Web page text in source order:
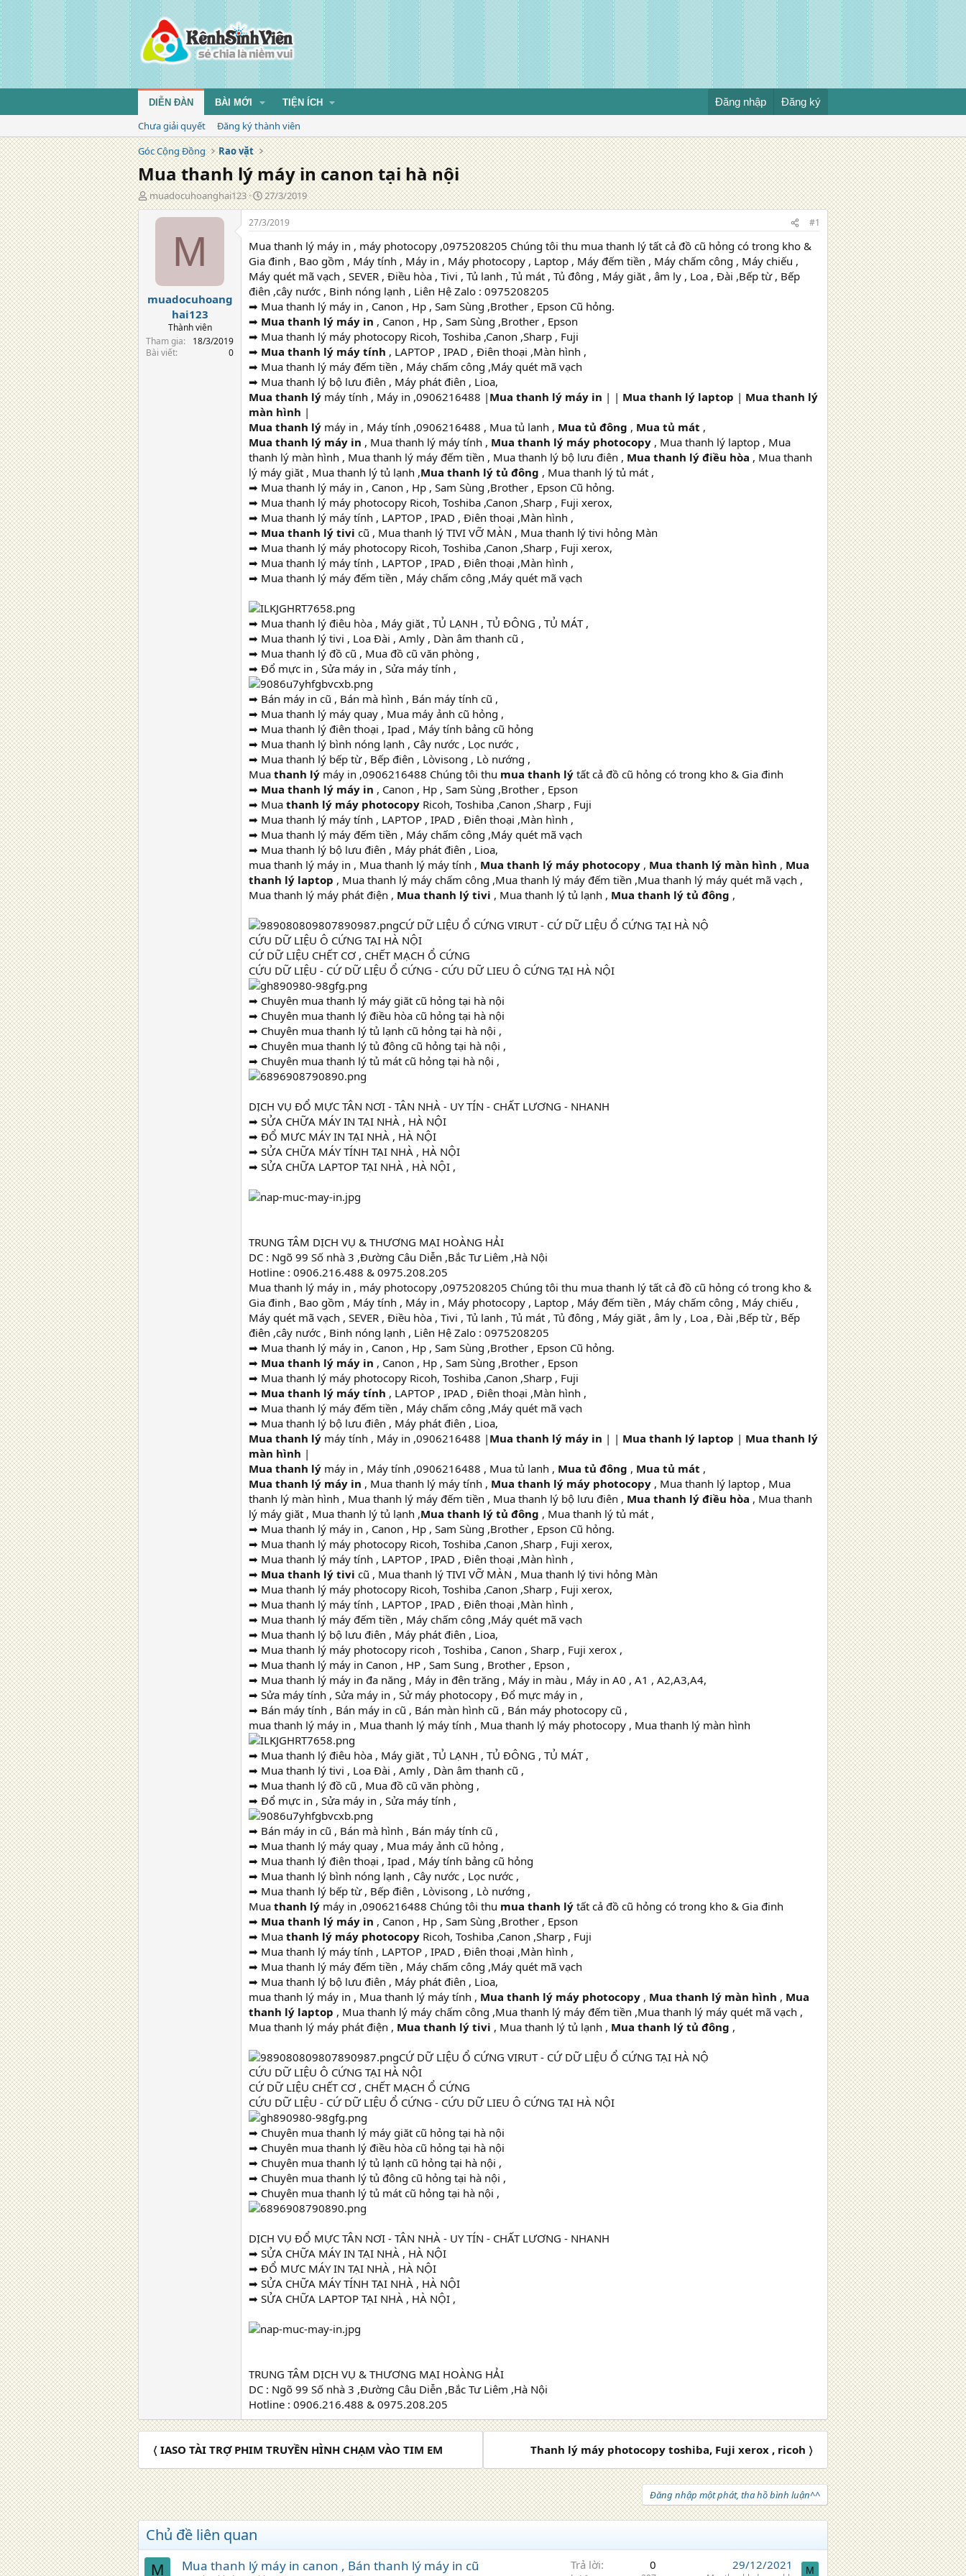
DIỄN ĐÀN BÀI MỚI TIỆN ÍCH Đăng nhập Đăng ký
Chưa giải quyết
Đăng ký thành viên
Góc Cộng Đồng
Rao vặt
Mua thanh lý máy in canon tại hà nội
T
á
muadocuhoanghai123
N
g
à
y
đ
ă
n
g
27/3/2019
M
muadocuhoang
hai123
Thành viên
Tham gia
18/3/2019
Bài viết
0
27/3/2019 #1
Mua thanh lý máy in , máy photocopy ,0975208205 Chúng tôi thu mua thanh lý tất cả đồ cũ hỏng có trong kho &
Gia đinh , Bao gồm , Máy tính , Máy in , Máy photocopy , Laptop , Máy đếm tiền , Máy chấm công , Máy chiếu ,
Máy quét mã vạch , SEVER , Điều hòa , Tivi , Tủ lanh , Tủ mát , Tủ đông , Máy giăt , âm ly , Loa , Đài ,Bếp từ , Bếp
điên ,cây nước , Binh nóng lạnh , Liên Hệ Zalo : 0975208205
➡ Mua thanh lý máy in , Canon , Hp , Sam Sùng ,Brother , Epson Cũ hỏng.
➡ Mua thanh lý máy in , Canon , Hp , Sam Sùng ,Brother , Epson
➡ Mua thanh lý máy photocopy Ricoh, Toshiba ,Canon ,Sharp , Fuji
➡ Mua thanh lý máy tính , LAPTOP , IPAD , Điên thoại ,Màn hình ,
➡ Mua thanh lý máy đếm tiền , Máy chấm công ,Máy quét mã vạch
➡ Mua thanh lý bộ lưu điên , Máy phát điên , Lioa,
Mua thanh lý máy tính , Máy in ,0906216488 | Mua thanh lý máy in | | Mua thanh lý laptop | Mua thanh lý
màn hình |
Mua thanh lý máy in , Máy tính ,0906216488 , Mua tủ lanh , Mua tủ đông , Mua tủ mát ,
Mua thanh lý máy in , Mua thanh lý máy tính , Mua thanh lý máy photocopy , Mua thanh lý laptop , Mua
thanh lý màn hình , Mua thanh lý máy đếm tiền , Mua thanh lý bộ lưu điên , Mua thanh lý điều hòa , Mua thanh
lý máy giăt , Mua thanh lý tủ lạnh ,Mua thanh lý tủ đông , Mua thanh lý tủ mát ,
➡ Mua thanh lý máy in , Canon , Hp , Sam Sùng ,Brother , Epson Cũ hỏng.
➡ Mua thanh lý máy photocopy Ricoh, Toshiba ,Canon ,Sharp , Fuji xerox,
➡ Mua thanh lý máy tính , LAPTOP , IPAD , Điên thoại ,Màn hình ,
➡ Mua thanh lý tivi cũ , Mua thanh lý TIVI VỠ MÀN , Mua thanh lý tivi hỏng Màn
➡ Mua thanh lý máy photocopy Ricoh, Toshiba ,Canon ,Sharp , Fuji xerox,
➡ Mua thanh lý máy tính , LAPTOP , IPAD , Điên thoại ,Màn hình ,
➡ Mua thanh lý máy đếm tiền , Máy chấm công ,Máy quét mã vạch
➡ Mua thanh lý điêu hòa , Máy giăt , TỦ LẠNH , TỦ ĐÔNG , TỦ MÁT ,
➡ Mua thanh lý tivi , Loa Đài , Amly , Dàn âm thanh cũ ,
➡ Mua thanh lý đồ cũ , Mua đồ cũ văn phòng ,
➡ Đổ mực in , Sửa máy in , Sửa máy tính ,
➡ Bán máy in cũ , Bán mà hình , Bán máy tính cũ ,
➡ Mua thanh lý máy quay , Mua máy ảnh cũ hỏng ,
➡ Mua thanh lý điên thoại , Ipad , Máy tính bảng cũ hỏng
➡ Mua thanh lý bình nóng lạnh , Cây nước , Lọc nước ,
➡ Mua thanh lý bếp từ , Bếp điên , Lòvisong , Lò nướng ,
Mua thanh lý máy in ,0906216488 Chúng tôi thu mua thanh lý tất cả đồ cũ hỏng có trong kho & Gia đinh
➡ Mua thanh lý máy in , Canon , Hp , Sam Sùng ,Brother , Epson
➡ Mua thanh lý máy photocopy Ricoh, Toshiba ,Canon ,Sharp , Fuji
➡ Mua thanh lý máy tính , LAPTOP , IPAD , Điên thoại ,Màn hình ,
➡ Mua thanh lý máy đếm tiền , Máy chấm công ,Máy quét mã vạch
➡ Mua thanh lý bộ lưu điên , Máy phát điên , Lioa,
mua thanh lý máy in , Mua thanh lý máy tính , Mua thanh lý máy photocopy , Mua thanh lý màn hình , Mua
thanh lý laptop , Mua thanh lý máy chấm công ,Mua thanh lý máy đếm tiền ,Mua thanh lý máy quét mã vạch ,
Mua thanh lý máy phát điện , Mua thanh lý tivi , Mua thanh lý tủ lạnh , Mua thanh lý tủ đông ,
CỨ DỮ LIỆU Ổ CỨNG VIRUT - CỨ DỮ LIỆU Ổ CỨNG TẠI HÀ NỘ
CỨU DỮ LIỆU Ô CỨNG TẠI HÀ NỘI
CỨ DỮ LIỆU CHẾT CƠ , CHẾT MẠCH Ổ CỨNG
CỨU DỮ LIỆU - CỨ DỮ LIỆU Ổ CỨNG - CỨU DỮ LIEU Ô CỨNG TẠI HÀ NỘI
➡ Chuyên mua thanh lý máy giăt cũ hỏng tại hà nội
➡ Chuyên mua thanh lý điều hòa cũ hỏng tại hà nội
➡ Chuyên mua thanh lý tủ lạnh cũ hỏng tại hà nội ,
➡ Chuyên mua thanh lý tủ đông cũ hỏng tại hà nội ,
➡ Chuyên mua thanh lý tủ mát cũ hỏng tại hà nội ,
DỊCH VỤ ĐỔ MỰC TÂN NƠI - TÂN NHÀ - UY TÍN - CHẤT LƯƠNG - NHANH
➡ SỬA CHỮA MÁY IN TẠI NHÀ , HÀ NỘI
➡ ĐỔ MƯC MÁY IN TẠI NHÀ , HÀ NỘI
➡ SỬA CHỮA MÁY TÍNH TẠI NHÀ , HÀ NỘI
➡ SỬA CHỮA LAPTOP TẠI NHÀ , HÀ NỘI ,
TRUNG TÂM DỊCH VỤ & THƯƠNG MẠI HOÀNG HẢI
DC : Ngõ 99 Số nhà 3 ,Đường Câu Diễn ,Bắc Tư Liêm ,Hà Nội
Hotline : 0906.216.488 & 0975.208.205
Mua thanh lý máy in , máy photocopy ,0975208205 Chúng tôi thu mua thanh lý tất cả đồ cũ hỏng có trong kho &
Gia đinh , Bao gồm , Máy tính , Máy in , Máy photocopy , Laptop , Máy đếm tiền , Máy chấm công , Máy chiếu ,
Máy quét mã vạch , SEVER , Điều hòa , Tivi , Tủ lanh , Tủ mát , Tủ đông , Máy giăt , âm ly , Loa , Đài ,Bếp từ , Bếp
điên ,cây nước , Binh nóng lạnh , Liên Hệ Zalo : 0975208205
➡ Mua thanh lý máy in , Canon , Hp , Sam Sùng ,Brother , Epson Cũ hỏng.
➡ Mua thanh lý máy in , Canon , Hp , Sam Sùng ,Brother , Epson
➡ Mua thanh lý máy photocopy Ricoh, Toshiba ,Canon ,Sharp , Fuji
➡ Mua thanh lý máy tính , LAPTOP , IPAD , Điên thoại ,Màn hình ,
➡ Mua thanh lý máy đếm tiền , Máy chấm công ,Máy quét mã vạch
➡ Mua thanh lý bộ lưu điên , Máy phát điên , Lioa,
Mua thanh lý máy tính , Máy in ,0906216488 | Mua thanh lý máy in | | Mua thanh lý laptop | Mua thanh lý
màn hình |
Mua thanh lý máy in , Máy tính ,0906216488 , Mua tủ lanh , Mua tủ đông , Mua tủ mát ,
Mua thanh lý máy in , Mua thanh lý máy tính , Mua thanh lý máy photocopy , Mua thanh lý laptop , Mua
thanh lý màn hình , Mua thanh lý máy đếm tiền , Mua thanh lý bộ lưu điên , Mua thanh lý điều hòa , Mua thanh
lý máy giăt , Mua thanh lý tủ lạnh ,Mua thanh lý tủ đông , Mua thanh lý tủ mát ,
➡ Mua thanh lý máy in , Canon , Hp , Sam Sùng ,Brother , Epson Cũ hỏng.
➡ Mua thanh lý máy photocopy Ricoh, Toshiba ,Canon ,Sharp , Fuji xerox,
➡ Mua thanh lý máy tính , LAPTOP , IPAD , Điên thoại ,Màn hình ,
➡ Mua thanh lý tivi cũ , Mua thanh lý TIVI VỠ MÀN , Mua thanh lý tivi hỏng Màn
➡ Mua thanh lý máy photocopy Ricoh, Toshiba ,Canon ,Sharp , Fuji xerox,
➡ Mua thanh lý máy tính , LAPTOP , IPAD , Điên thoại ,Màn hình ,
➡ Mua thanh lý máy đếm tiền , Máy chấm công ,Máy quét mã vạch
➡ Mua thanh lý bộ lưu điên , Máy phát điên , Lioa,
➡ Mua thanh lý máy photocopy ricoh , Toshiba , Canon , Sharp , Fuji xerox ,
➡ Mua thanh lý máy in Canon , HP , Sam Sung , Brother , Epson ,
➡ Mua thanh lý máy in đa năng , Máy in đên trăng , Máy in màu , Máy in A0 , A1 , A2,A3,A4,
➡ Sửa máy tính , Sửa máy in , Sử máy photocopy , Đổ mực máy in ,
➡ Bán máy tính , Bán máy in cũ , Bán màn hình cũ , Bán máy photocopy cũ ,
mua thanh lý máy in , Mua thanh lý máy tính , Mua thanh lý máy photocopy , Mua thanh lý màn hình
➡ Mua thanh lý điêu hòa , Máy giăt , TỦ LẠNH , TỦ ĐÔNG , TỦ MÁT ,
➡ Mua thanh lý tivi , Loa Đài , Amly , Dàn âm thanh cũ ,
➡ Mua thanh lý đồ cũ , Mua đồ cũ văn phòng ,
➡ Đổ mực in , Sửa máy in , Sửa máy tính ,
➡ Bán máy in cũ , Bán mà hình , Bán máy tính cũ ,
➡ Mua thanh lý máy quay , Mua máy ảnh cũ hỏng ,
➡ Mua thanh lý điên thoại , Ipad , Máy tính bảng cũ hỏng
➡ Mua thanh lý bình nóng lạnh , Cây nước , Lọc nước ,
➡ Mua thanh lý bếp từ , Bếp điên , Lòvisong , Lò nướng ,
Mua thanh lý máy in ,0906216488 Chúng tôi thu mua thanh lý tất cả đồ cũ hỏng có trong kho & Gia đinh
➡ Mua thanh lý máy in , Canon , Hp , Sam Sùng ,Brother , Epson
➡ Mua thanh lý máy photocopy Ricoh, Toshiba ,Canon ,Sharp , Fuji
➡ Mua thanh lý máy tính , LAPTOP , IPAD , Điên thoại ,Màn hình ,
➡ Mua thanh lý máy đếm tiền , Máy chấm công ,Máy quét mã vạch
➡ Mua thanh lý bộ lưu điên , Máy phát điên , Lioa,
mua thanh lý máy in , Mua thanh lý máy tính , Mua thanh lý máy photocopy , Mua thanh lý màn hình , Mua
thanh lý laptop , Mua thanh lý máy chấm công ,Mua thanh lý máy đếm tiền ,Mua thanh lý máy quét mã vạch ,
Mua thanh lý máy phát điện , Mua thanh lý tivi , Mua thanh lý tủ lạnh , Mua thanh lý tủ đông ,
CỨ DỮ LIỆU Ổ CỨNG VIRUT - CỨ DỮ LIỆU Ổ CỨNG TẠI HÀ NỘ
CỨU DỮ LIỆU Ô CỨNG TẠI HÀ NỘI
CỨ DỮ LIỆU CHẾT CƠ , CHẾT MẠCH Ổ CỨNG
CỨU DỮ LIỆU - CỨ DỮ LIỆU Ổ CỨNG - CỨU DỮ LIEU Ô CỨNG TẠI HÀ NỘI
➡ Chuyên mua thanh lý máy giăt cũ hỏng tại hà nội
➡ Chuyên mua thanh lý điều hòa cũ hỏng tại hà nội
➡ Chuyên mua thanh lý tủ lạnh cũ hỏng tại hà nội ,
➡ Chuyên mua thanh lý tủ đông cũ hỏng tại hà nội ,
➡ Chuyên mua thanh lý tủ mát cũ hỏng tại hà nội ,
DỊCH VỤ ĐỔ MỰC TÂN NƠI - TÂN NHÀ - UY TÍN - CHẤT LƯƠNG - NHANH
➡ SỬA CHỮA MÁY IN TẠI NHÀ , HÀ NỘI
➡ ĐỔ MƯC MÁY IN TẠI NHÀ , HÀ NỘI
➡ SỬA CHỮA MÁY TÍNH TẠI NHÀ , HÀ NỘI
➡ SỬA CHỮA LAPTOP TẠI NHÀ , HÀ NỘI ,
TRUNG TÂM DỊCH VỤ & THƯƠNG MẠI HOÀNG HẢI
DC : Ngõ 99 Số nhà 3 ,Đường Câu Diễn ,Bắc Tư Liêm ,Hà Nội
Hotline : 0906.216.488 & 0975.208.205
〈 IASO TÀI TRỢ PHIM TRUYỀN HÌNH CHẠM VÀO TIM EM Thanh lý máy photocopy toshiba, Fuji xerox , ricoh 〉
Đăng nhập một phát, tha hồ bình luận^^
Chủ đề liên quan
M Mua thanh lý máy in canon , Bán thanh lý máy in cũ Trả lời 0 29/12/2021 M